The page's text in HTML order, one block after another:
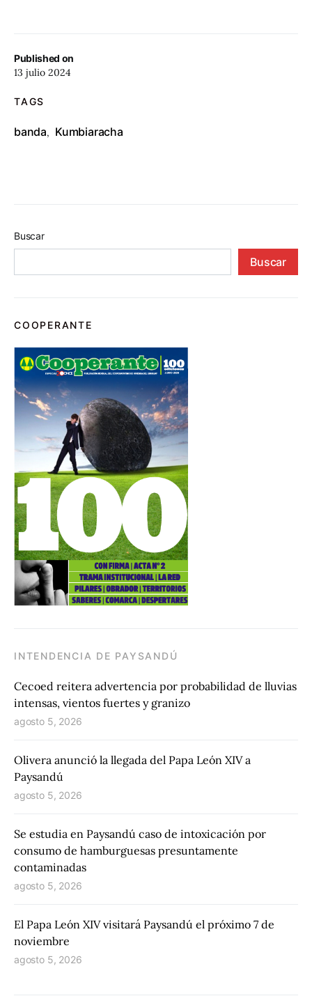
Published on
13 julio 2024
TAGS
banda, Kumbiaracha
Buscar
Buscar
COOPERANTE
INTENDENCIA DE PAYSANDÚ
Cecoed reitera advertencia por probabilidad de lluvias
intensas, vientos fuertes y granizo
agosto 5, 2026
Olivera anunció la llegada del Papa León XIV a
Paysandú
agosto 5, 2026
Se estudia en Paysandú caso de intoxicación por
consumo de hamburguesas presuntamente
contaminadas
agosto 5, 2026
El Papa León XIV visitará Paysandú el próximo 7 de
noviembre
agosto 5, 2026